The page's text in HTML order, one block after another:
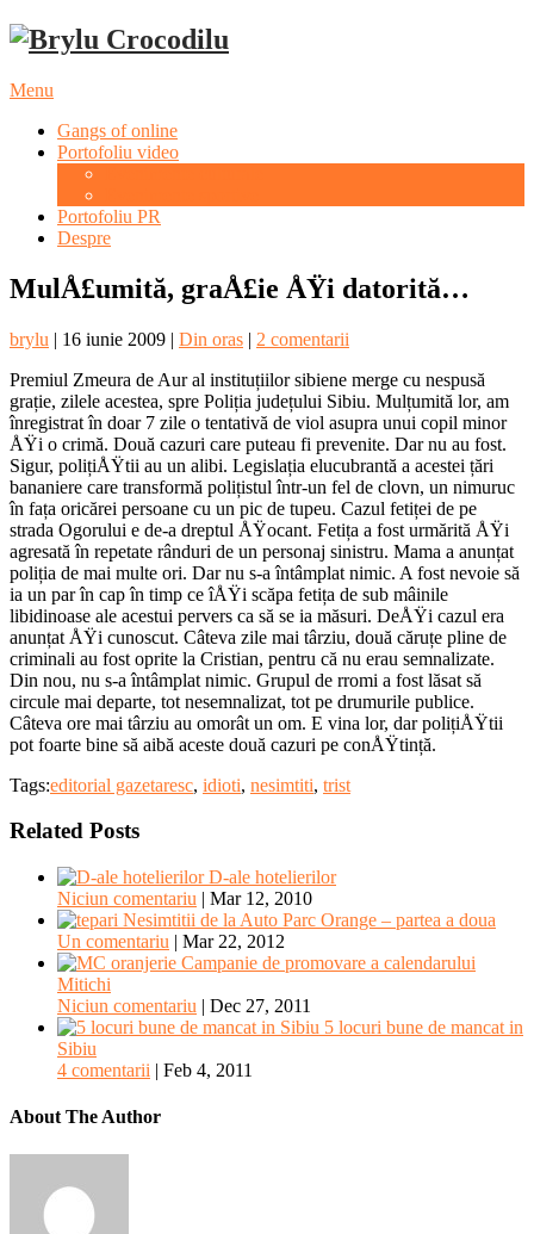
Menu
Gangs of online
Portofoliu video
Portofoliu PR
Despre
MulÅ£umită, graÅ£ie ÅŸi datorită…
brylu | 16 iunie 2009 | Din oras | 2 comentarii
Premiul Zmeura de Aur al instituțiilor sibiene merge cu nespusă
grație, zilele acestea, spre Poliția județului Sibiu. Mulțumită lor, am
înregistrat în doar 7 zile o tentativă de viol asupra unui copil minor
ÅŸi o crimă. Două cazuri care puteau fi prevenite. Dar nu au fost.
Sigur, polițiÅŸtii au un alibi. Legislația elucubrantă a acestei țări
bananiere care transformă polițistul într-un fel de clovn, un nimuruc
în fața oricărei persoane cu un pic de tupeu. Cazul fetiței de pe
strada Ogorului e de-a dreptul ÅŸocant. Fetița a fost urmărită ÅŸi
agresată în repetate rânduri de un personaj sinistru. Mama a anunțat
poliția de mai multe ori. Dar nu s-a întâmplat nimic. A fost nevoie să
ia un par în cap în timp ce îÅŸi scăpa fetița de sub mâinile
libidinoase ale acestui pervers ca să se ia măsuri. DeÅŸi cazul era
anunțat ÅŸi cunoscut. Câteva zile mai târziu, două căruțe pline de
criminali au fost oprite la Cristian, pentru că nu erau semnalizate.
Din nou, nu s-a întâmplat nimic. Grupul de rromi a fost lăsat să
circule mai departe, tot nesemnalizat, tot pe drumurile publice.
Câteva ore mai târziu au omorât un om. E vina lor, dar polițiÅŸtii
pot foarte bine să aibă aceste două cazuri pe conÅŸtință.
Tags:editorial gazetaresc, idioti, nesimtiti, trist
Related Posts
D-ale hotelierilor
Niciun comentariu | Mar 12, 2010
Nesimtitii de la Auto Parc Orange – partea a doua
Un comentariu | Mar 22, 2012
Campanie de promovare a calendarului
Mitichi
Niciun comentariu | Dec 27, 2011
5 locuri bune de mancat in
Sibiu
4 comentarii | Feb 4, 2011
About The Author